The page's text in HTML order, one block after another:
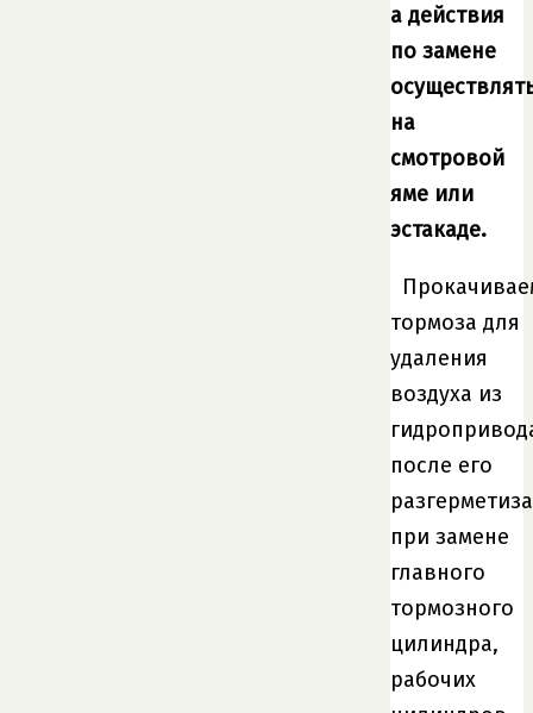
а действия
по замене
на
смотровой
яме или
эстакаде.
тормоза для
удаления
воздуха из
после его
при замене
главного
тормозного
цилиндра,
рабочих